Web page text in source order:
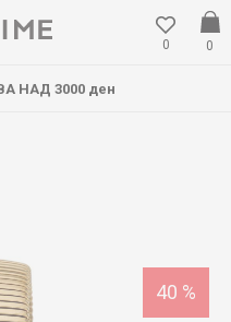
0
0
НАД 3000 ден
40 %